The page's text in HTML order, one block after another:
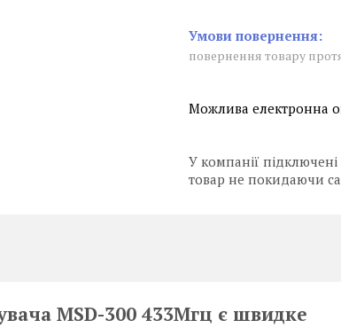
повернення товару
У компанії
товар не покидаючи
MSD-300 433Мгц є швидке